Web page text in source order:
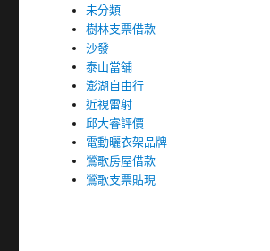
未分類
樹林支票借款
沙發
泰山當舖
澎湖自由行
近視雷射
邱大睿評價
電動曬衣架品牌
鶯歌房屋借款
鶯歌支票貼現